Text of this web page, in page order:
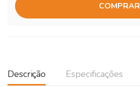
COMPRAR
Descrição Especificações